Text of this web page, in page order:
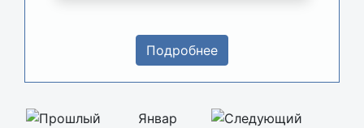
Подробнее
Январ